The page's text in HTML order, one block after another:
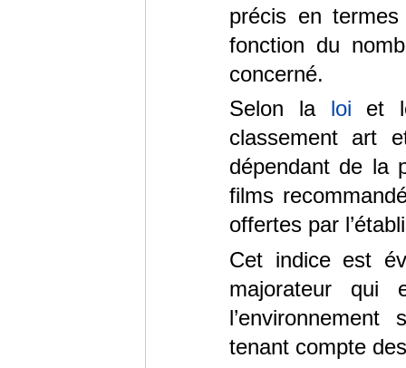
précis en
fonction du
concerné.
Selon la loi et
classement art
dépendant de la
films
offertes par
Cet indice est
majorateur qui
l’environnement
tenant compte